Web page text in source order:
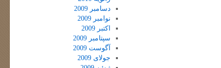
دسامبر 2009
نوامبر 2009
اکتبر 2009
سپتامبر 2009
آگوست 2009
جولای 2009